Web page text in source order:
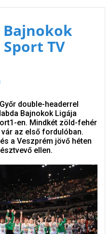
Bajnokok
TV
double-headerrel
Bajnokok Ligája
en. Mindkét zöld-fehér
az első fordulóban.
a Veszprém jövő héten
ellen.